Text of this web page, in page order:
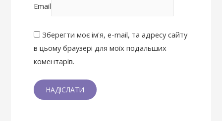
Email
Зберегти моє ім'я, e-mail, та адресу сайту
в цьому браузері для моїх подальших
коментарів.